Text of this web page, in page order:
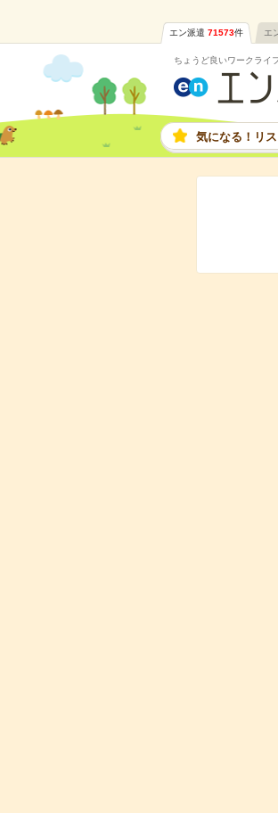
エン派遣 71573件 エ
ちょうど良いワークライ
気になる！リス